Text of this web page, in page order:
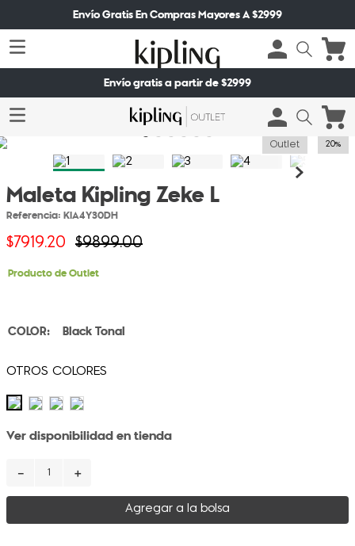
Envío Gratis En Compras Mayores A $2999
Envío gratis a partir de $2999
Outlet 20%
Maleta Kipling Zeke L
Referencia: KIA4Y30DH
$7919.20 $9899.00
Producto de Outlet
Black Tonal
Ver disponibilidad en tienda
＋
－
Agregar a la bolsa